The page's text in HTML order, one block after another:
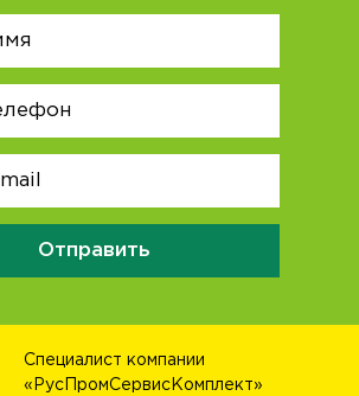
Отправить
Специалист компании
«РусПромСервисКомплект»